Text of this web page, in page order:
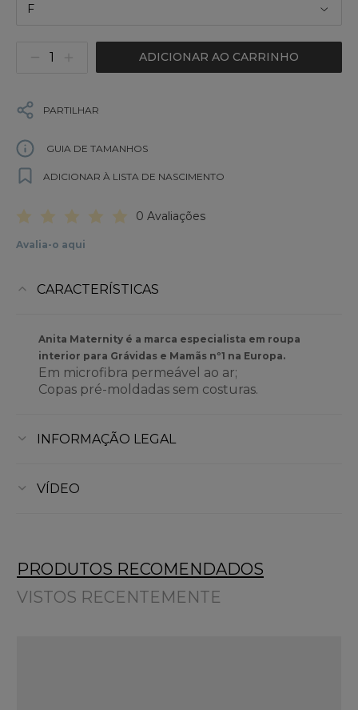
F
ADICIONAR AO CARRINHO
PARTILHAR
GUIA DE TAMANHOS
ADICIONAR À LISTA DE NASCIMENTO
0 Avaliações
Avalia-o aqui
CARACTERÍSTICAS
Anita Maternity é a marca especialista em roupa
interior para Grávidas e Mamãs nº1 na Europa.
Em microfibra permeável ao ar;
Copas pré-moldadas sem costuras.
INFORMAÇÃO LEGAL
VÍDEO
PRODUTOS RECOMENDADOS
VISTOS RECENTEMENTE